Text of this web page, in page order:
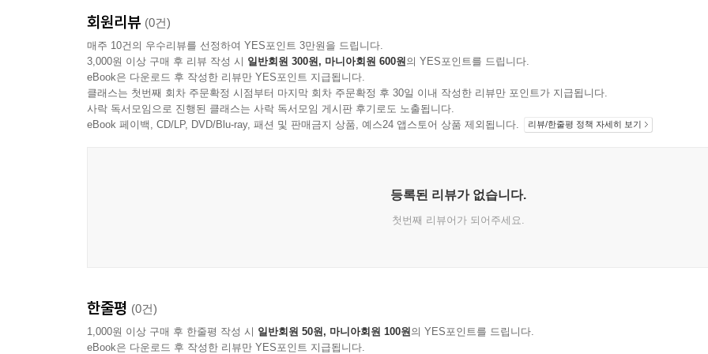
회원리뷰 (0건)
매주 10건의 우수리뷰를 선정하여 YES포인트 3만원을 드립니다.
3,000원 이상 구매 후 리뷰 작성 시 일반회원 300원, 마니아회원 600원의 YES포인트를 드립니다.
eBook은 다운로드 후 작성한 리뷰만 YES포인트 지급됩니다.
클래스는 첫번째 회차 주문확정 시점부터 마지막 회차 주문확정 후 30일 이내 작성한 리뷰만 포인트가 지급됩니다.
사락 독서모임으로 진행된 클래스는 사락 독서모임 게시판 후기로도 노출됩니다.
eBook 페이백, CD/LP, DVD/Blu-ray, 패션 및 판매금지 상품, 예스24 앱스토어 상품 제외됩니다.
리뷰/한줄평 정책 자세히 보기
등록된 리뷰가 없습니다.
첫번째 리뷰어가 되어주세요.
한줄평 (0건)
1,000원 이상 구매 후 한줄평 작성 시 일반회원 50원, 마니아회원 100원의 YES포인트를 드립니다.
eBook은 다운로드 후 작성한 리뷰만 YES포인트 지급됩니다.